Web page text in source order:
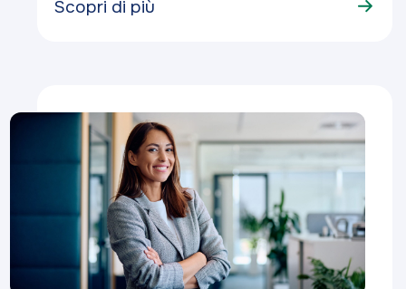
Scopri di più